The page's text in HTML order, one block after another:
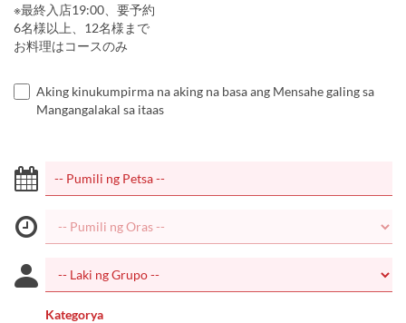
※最終入店19:00、要予約
6名様以上、12名様まで
お料理はコースのみ
Aking kinukumpirma na aking na basa ang Mensahe galing sa
Mangangalakal sa itaas
Kategorya